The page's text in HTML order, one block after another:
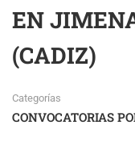
EN
(CADIZ)
Categorías
CONVOCATORIAS